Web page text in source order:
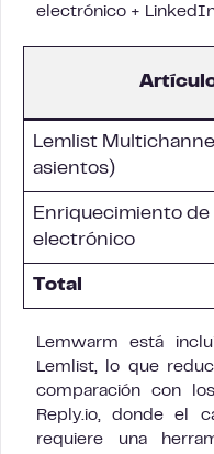
electrónico +
Lemlist
asientos)
Enriquecimiento de
electrónico
Total
Lemwarm está
Lemlist, lo que
comparación con
Reply.io, donde el
requiere una